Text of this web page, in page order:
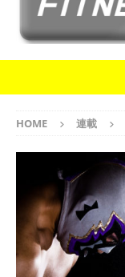
HOME 連載